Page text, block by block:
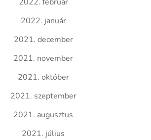
2022. február
2022. január
2021. december
2021. november
2021. október
2021. szeptember
2021. augusztus
2021. július